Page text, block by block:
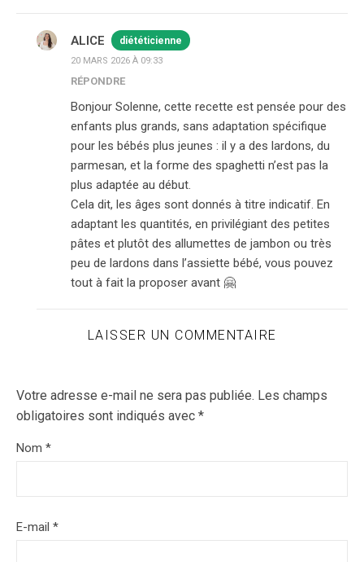
ALICE diététicienne
20 MARS 2026 À 09:33
RÉPONDRE
Bonjour Solenne, cette recette est pensée pour des
enfants plus grands, sans adaptation spécifique
pour les bébés plus jeunes : il y a des lardons, du
parmesan, et la forme des spaghetti n’est pas la
plus adaptée au début.
Cela dit, les âges sont donnés à titre indicatif. En
adaptant les quantités, en privilégiant des petites
pâtes et plutôt des allumettes de jambon ou très
peu de lardons dans l’assiette bébé, vous pouvez
tout à fait la proposer avant 🤗
LAISSER UN COMMENTAIRE
Votre adresse e-mail ne sera pas publiée. Les champs
obligatoires sont indiqués avec *
Nom *
E-mail *